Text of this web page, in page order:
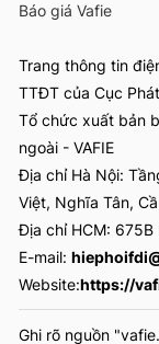
Báo giá Vafie
Trang thông tin
TTĐT của Cục
Tổ chức xuất bản
ngoài - VAFIE
Địa chỉ Hà Nội:
Việt, Nghĩa Tân,
Địa chỉ HCM: 675B
E-mail:
Website:https://
Ghi rõ nguồn